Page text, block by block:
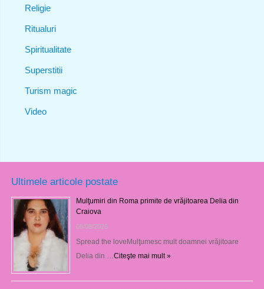
Religie
Ritualuri
Spiritualitate
Superstitii
Turism magic
Video
Ultimele articole postate
Mulţumiri din Roma primite de vrăjitoarea Delia din
Craiova
06/08/2026
Spread the loveMulţumesc mult doamnei vrăjitoare
Delia din …Citeşte mai mult »